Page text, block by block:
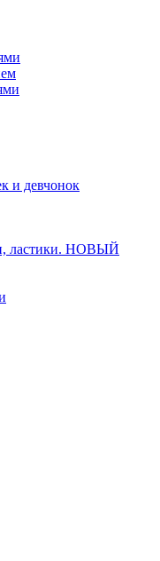
и девчонок
ластики. НОВЫЙ